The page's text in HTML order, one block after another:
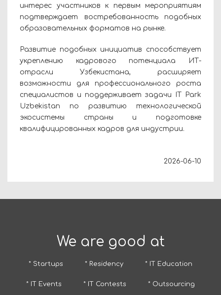
интерес участников к первым мероприятиям
подтверждает востребованность подобных
образовательных форматов на рынке.
Развитие подобных инициатив способствует
укреплению кадрового потенциала ИТ-
отрасли Узбекистана, расширяет
возможности для профессионального роста
специалистов и поддерживает задачи IT Park
Uzbekistan по развитию технологической
экосистемы страны и подготовке
квалифицированных кадров для индустрии.
2026-06-10
We are good at
* Startups * Residency * IT Education
* IT Events * IT Contests * Outsourcing